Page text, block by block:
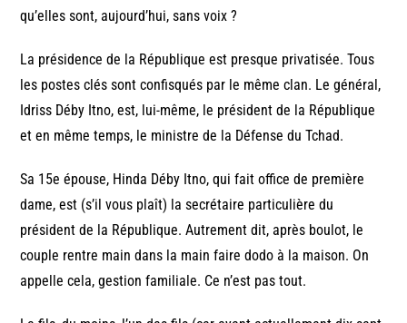
qu’elles sont, aujourd’hui, sans voix ?
La présidence de la République est presque privatisée. Tous
les postes clés sont confisqués par le même clan. Le général,
Idriss Déby Itno, est, lui-même, le président de la République
et en même temps, le ministre de la Défense du Tchad.
Sa 15e épouse, Hinda Déby Itno, qui fait office de première
dame, est (s’il vous plaît) la secrétaire particulière du
président de la République. Autrement dit, après boulot, le
couple rentre main dans la main faire dodo à la maison. On
appelle cela, gestion familiale. Ce n’est pas tout.